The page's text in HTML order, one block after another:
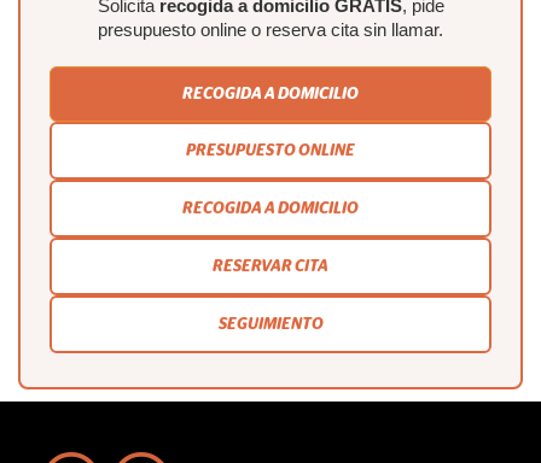
Solicita recogida a domicilio GRATIS, pide
presupuesto online o reserva cita sin llamar.
RECOGIDA A DOMICILIO
PRESUPUESTO ONLINE
RECOGIDA A DOMICILIO
RESERVAR CITA
SEGUIMIENTO